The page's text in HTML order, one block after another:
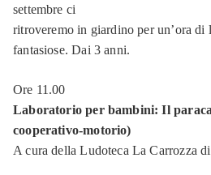
Calcio
storico
fiorentino
Festività
fiorentine
Corteo
storico
settembre ci
ritroveremo in giardino per un’ora di
fantasiose. Dai 3 anni.
Ore 11.00
Laboratorio per bambini: Il
cooperativo-motorio)
A cura della Ludoteca La Carrozza